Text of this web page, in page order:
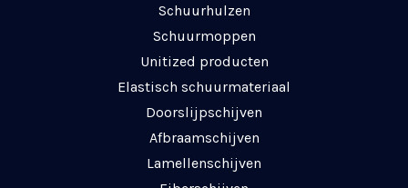
Schuurhulzen
Schuurmoppen
Unitized producten
Elastisch schuurmateriaal
Doorslijpschijven
Afbraamschijven
Lamellenschijven